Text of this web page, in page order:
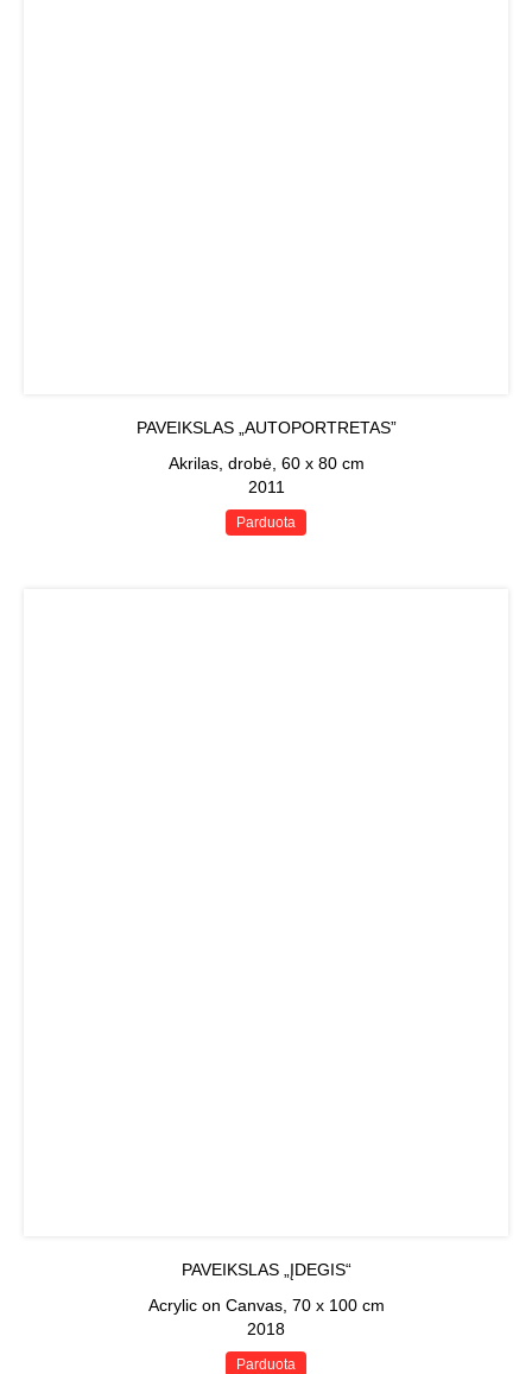
PAVEIKSLAS „AUTOPORTRETAS”
Akrilas, drobė, 60 x 80 cm
2011
Parduota
PAVEIKSLAS „ĮDEGIS“
Acrylic on Canvas, 70 x 100 cm
2018
Parduota